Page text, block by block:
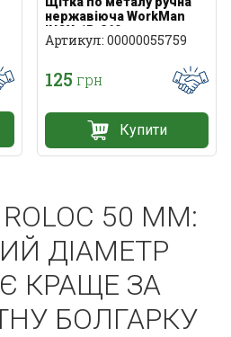
нержавіюча WorkMan
INOX-1R-260
Артикул: 00000055759
125 грн
Купити
50 ММ:
ДІАМЕТР
КРАЩЕ ЗА
БОЛГАРКУ